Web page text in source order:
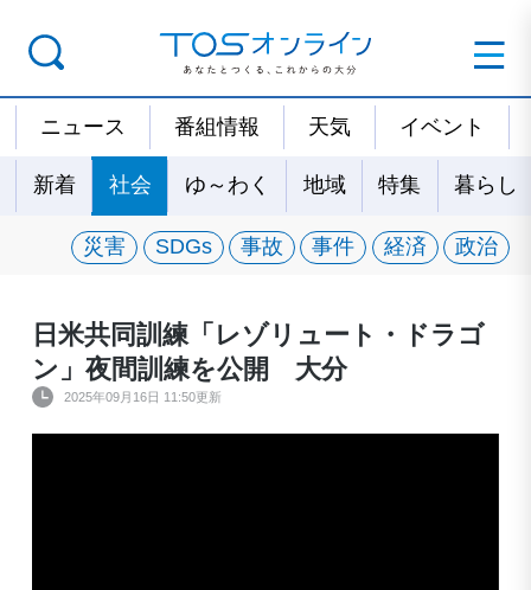
ニュース 番組情報 天気 イベント
新着 社会 ゆ～わく 地域 特集 暮らし
災害 SDGs 事故 事件 経済 政治
日米共同訓練「レゾリュート・ドラゴ
ン」夜間訓練を公開 大分
2025年09月16日 11:50更新